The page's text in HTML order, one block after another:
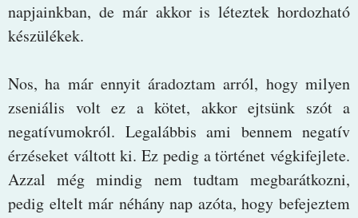
napjainkban, de már akkor is léteztek hordozható
készülékek.
Nos, ha már ennyit áradoztam arról, hogy milyen
zseniális volt ez a kötet, akkor ejtsünk szót a
negatívumokról. Legalábbis ami bennem negatív
érzéseket váltott ki. Ez pedig a történet végkifejlete.
Azzal még mindig nem tudtam megbarátkozni,
pedig eltelt már néhány nap azóta, hogy befejeztem